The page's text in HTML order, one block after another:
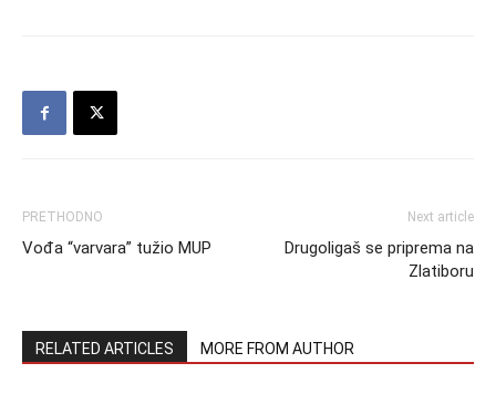
PRETHODNO
Vođa “varvara” tužio MUP
Next article
Drugoligaš se priprema na
Zlatiboru
RELATED ARTICLES MORE FROM AUTHOR